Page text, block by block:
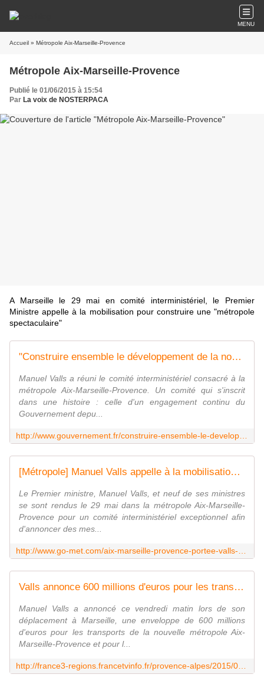
MENU
Accueil » Métropole Aix-Marseille-Provence
Métropole Aix-Marseille-Provence
Publié le 01/06/2015 à 15:54
Par La voix de NOSTERPACA
A Marseille le 29 mai en comité interministériel, le Premier
Ministre appelle à la mobilisation pour construire une "métropole
spectaculaire"
"Construire ensemble le développement de la nouvelle métropole Aix-Marseille-Provence"
Manuel Valls a réuni le comité interministériel consacré à la
métropole Aix-Marseille-Provence. Un comité qui s'inscrit
dans une histoire : celle d'un engagement continu du
Gouvernement depu...
[Métropole] Manuel Valls appelle à la mobilisation pour construire une "métropole spectaculaire" - GoMet'
Le Premier ministre, Manuel Valls, et neuf de ses ministres
se sont rendus le 29 mai dans la métropole Aix-Marseille-
Provence pour un comité interministériel exceptionnel afin
d'annoncer des mes...
Valls annonce 600 millions d'euros pour les transports et le port d'Aix-Marseille - France 3 Provence-Alpes
Manuel Valls a annoncé ce vendredi matin lors de son
déplacement à Marseille, une enveloppe de 600 millions
d'euros pour les transports de la nouvelle métropole Aix-
Marseille-Provence et pour l...